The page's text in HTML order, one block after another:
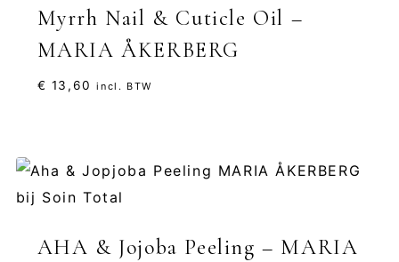
Myrrh Nail & Cuticle Oil –
MARIA ÅKERBERG
€ 13,60 incl. BTW
AHA & Jojoba Peeling – MARIA